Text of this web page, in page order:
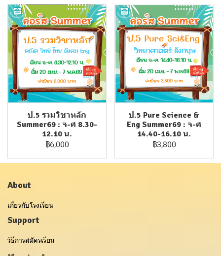
ป.5 รวมวิชาหลัก
Summer69 : จ-ศ 8.30-
12.10 น.
฿6,000
ป.5 Pure Science &
Eng Summer69 : จ-ศ
14.40-16.10 น.
฿3,800
About
เกี่ยวกับโรงเรียน
Support
วิธีการสมัครเรียน